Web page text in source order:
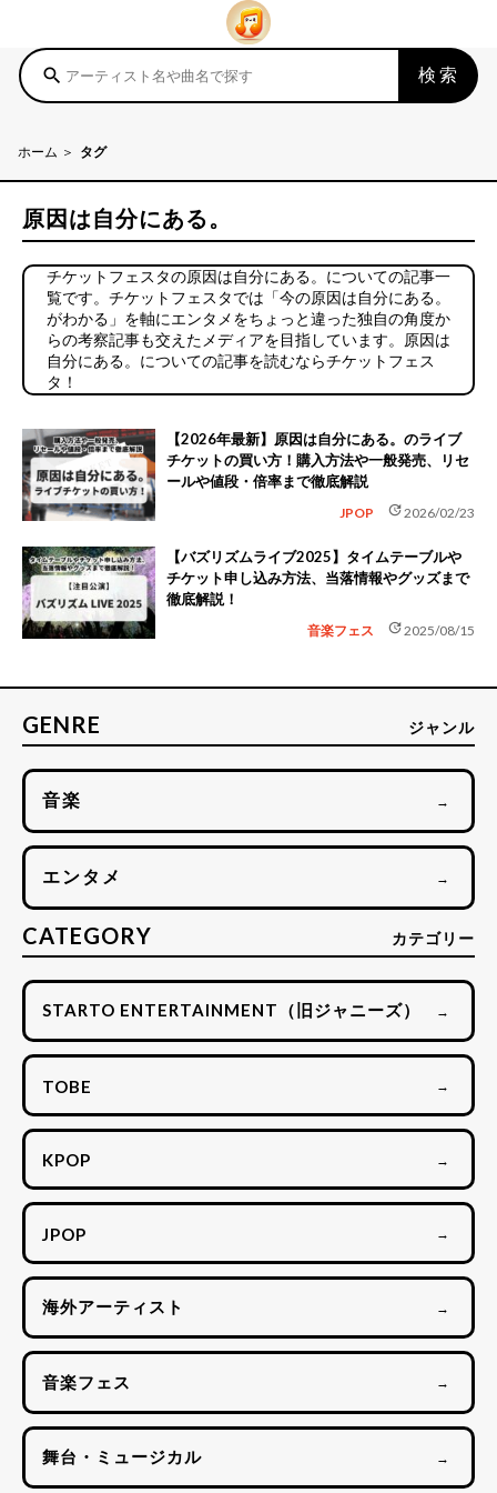
search 検索
ホーム タグ
原因は自分にある。
チケットフェスタの原因は自分にある。についての記事一
覧です。チケットフェスタでは「今の原因は自分にある。
がわかる」を軸にエンタメをちょっと違った独自の角度か
らの考察記事も交えたメディアを目指しています。原因は
自分にある。についての記事を読むならチケットフェス
タ！
【2026年最新】原因は自分にある。のライブ
チケットの買い方！購入方法や一般発売、リセ
ールや値段・倍率まで徹底解説
JPOP update2026/02/23
【バズリズムライブ2025】タイムテーブルや
チケット申し込み方法、当落情報やグッズまで
徹底解説！
音楽フェス update2025/08/15
GENRE ジャンル
音楽 →
エンタメ →
CATEGORY カテゴリー
STARTO ENTERTAINMENT（旧ジャニーズ） →
TOBE →
KPOP →
JPOP →
海外アーティスト →
音楽フェス →
舞台・ミュージカル →